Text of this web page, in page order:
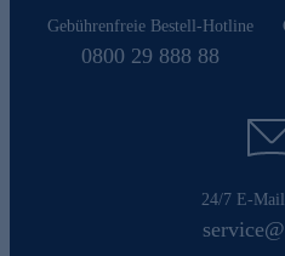
Gebührenfreie Bestell-Hotline
0800 29 888 88
24/7 E-